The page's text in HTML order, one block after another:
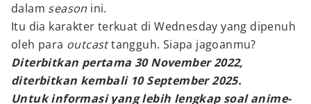
dalam season ini.
Itu dia karakter terkuat di Wednesday yang dipenuh
oleh para outcasttangguh. Siapa jagoanmu?
Diterbitkan pertama 30 November 2022,
diterbitkan kembali 10 September 2025.
Untuk informasi yang lebih lengkap soal anime-